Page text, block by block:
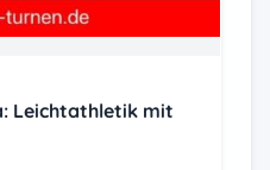
Leichtathletik mit